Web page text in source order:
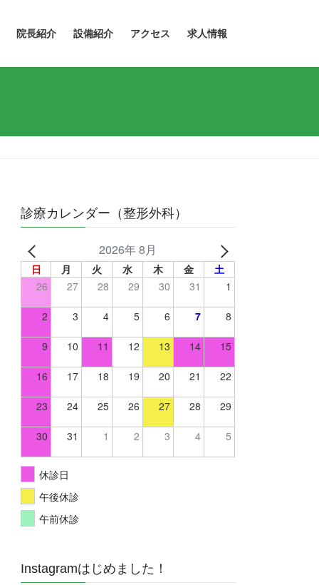
院長紹介 設備紹介 アクセス 求人情報
診療カレンダー（整形外科）
2026年 8月
日 月 火 水 木 金
土
26
27 28 29 30 31 1
2 3 4 5 6 7 8
9 10 11 12 13 14 15
16 17 18 19 20 21 22
23 24 25 26 27 28 29
30 31 1 2 3 4 5
休診日
午後休診
午前休診
Instagramはじめました！